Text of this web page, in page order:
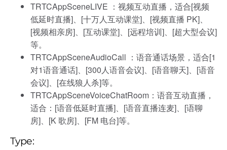
TRTCAppSceneLIVE ：视频互动直播，适合[视频
低延时直播]、[十万人互动课堂]、[视频直播 PK]、
[视频相亲房]、[互动课堂]、[远程培训]、[超大型会议]
等。
TRTCAppSceneAudioCall ：语音通话场景，适合[1
对1语音通话]、[300人语音会议]、[语音聊天]、[语音
会议]、[在线狼人杀]等。
TRTCAppSceneVoiceChatRoom：语音互动直播，
适合：[语音低延时直播]、[语音直播连麦]、[语聊
房]、[K 歌房]、[FM 电台]等。
Type: